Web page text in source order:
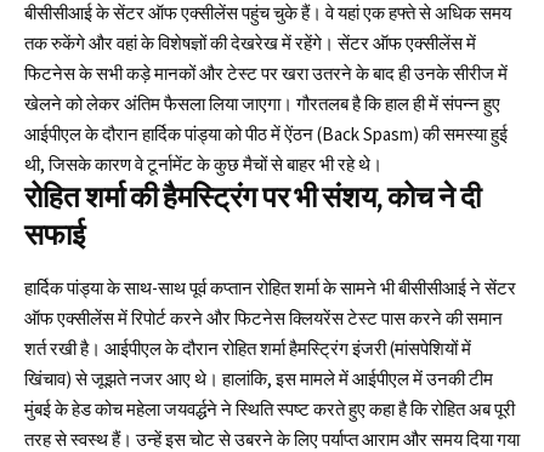
बीसीसीआई के सेंटर ऑफ एक्सीलेंस पहुंच चुके हैं। वे यहां एक हफ्ते से अधिक समय
तक रुकेंगे और वहां के विशेषज्ञों की देखरेख में रहेंगे। सेंटर ऑफ एक्सीलेंस में
फिटनेस के सभी कड़े मानकों और टेस्ट पर खरा उतरने के बाद ही उनके सीरीज में
खेलने को लेकर अंतिम फैसला लिया जाएगा। गौरतलब है कि हाल ही में संपन्न हुए
आईपीएल के दौरान हार्दिक पांड्या को पीठ में ऐंठन (Back Spasm) की समस्या हुई
थी, जिसके कारण वे टूर्नामेंट के कुछ मैचों से बाहर भी रहे थे।
रोहित शर्मा की हैमस्ट्रिंग पर भी संशय, कोच ने दी
सफाई
हार्दिक पांड्या के साथ-साथ पूर्व कप्तान रोहित शर्मा के सामने भी बीसीसीआई ने सेंटर
ऑफ एक्सीलेंस में रिपोर्ट करने और फिटनेस क्लियरेंस टेस्ट पास करने की समान
शर्त रखी है। आईपीएल के दौरान रोहित शर्मा हैमस्ट्रिंग इंजरी (मांसपेशियों में
खिंचाव) से जूझते नजर आए थे। हालांकि, इस मामले में आईपीएल में उनकी टीम
मुंबई के हेड कोच महेला जयवर्द्धने ने स्थिति स्पष्ट करते हुए कहा है कि रोहित अब पूरी
तरह से स्वस्थ हैं। उन्हें इस चोट से उबरने के लिए पर्याप्त आराम और समय दिया गया